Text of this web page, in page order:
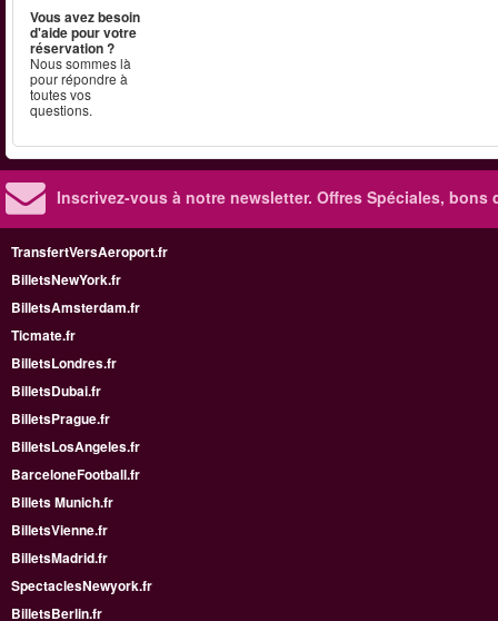
Vous avez besoin
d'aide pour votre
réservation ?
Nous sommes là
pour répondre à
toutes vos
questions.
Inscrivez-vous à notre newsletter. Offres Spéciales, bons
TransfertVersAeroport.fr
BilletsNewYork.fr
BilletsAmsterdam.fr
Ticmate.fr
BilletsLondres.fr
BilletsDubai.fr
BilletsPrague.fr
BilletsLosAngeles.fr
BarceloneFootball.fr
Billets Munich.fr
BilletsVienne.fr
BilletsMadrid.fr
SpectaclesNewyork.fr
BilletsBerlin.fr